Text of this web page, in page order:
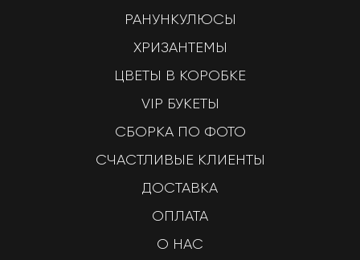
РАНУНКУЛЮСЫ
ХРИЗАНТЕМЫ
ЦВЕТЫ В КОРОБКЕ
VIP БУКЕТЫ
СБОРКА ПО ФОТО
СЧАСТЛИВЫЕ КЛИЕНТЫ
ДОСТАВКА
ОПЛАТА
О НАС